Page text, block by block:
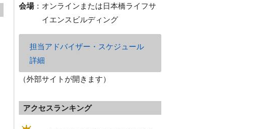
会場： オンラインまたは日本橋ライフサ
イエンスビルディング
担当アドバイザー・スケジュール
詳細
（外部サイトが開きます）
アクセスランキング